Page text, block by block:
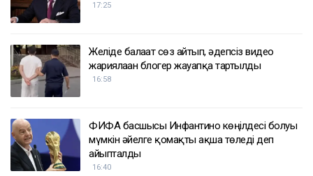
17:25
Желіде балағат сөз айтып, әдепсіз видео
жариялаған блогер жауапқа тартылды
16:58
ФИФА басшысы Инфантино көңілдесі болуы
мүмкін әйелге қомақты ақша төледі деп
айыпталды
16:40